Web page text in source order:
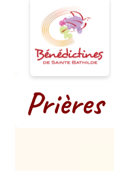
Prières